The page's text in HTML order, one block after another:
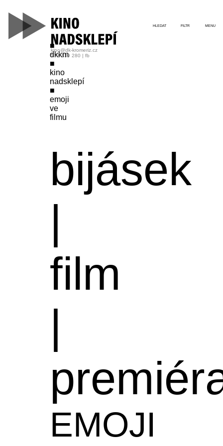
dkkm
kino
nadsklepí
emoji
ve
filmu
bijásek
|
film
|
EMOJI
kino@dk-kromeriz.cz
573 339 280 | fb
HLEDAT FILTR MENU